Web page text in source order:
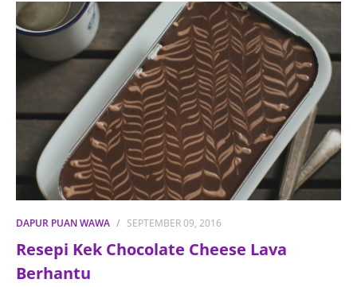
DAPUR PUAN WAWA SEPTEMBER 09, 2016
Resepi Kek Chocolate Cheese Lava
Berhantu